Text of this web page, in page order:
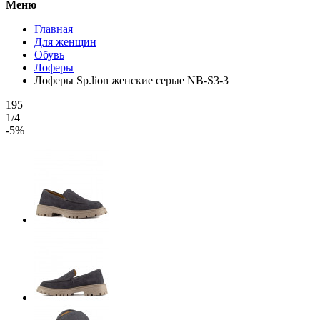
Меню
Главная
Для женщин
Обувь
Лоферы
Лоферы Sp.lion женские серые NB-S3-3
195
1/4
-5%